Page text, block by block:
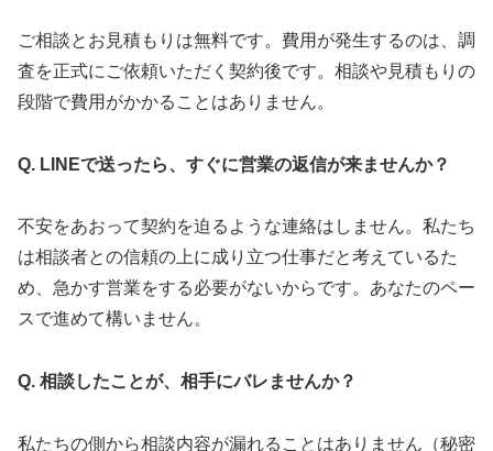
ご相談とお見積もりは無料です。費用が発生するのは、調
査を正式にご依頼いただく契約後です。相談や見積もりの
段階で費用がかかることはありません。
Q. LINEで送ったら、すぐに営業の返信が来ませんか？
不安をあおって契約を迫るような連絡はしません。私たち
は相談者との信頼の上に成り立つ仕事だと考えているた
め、急かす営業をする必要がないからです。あなたのペー
スで進めて構いません。
Q. 相談したことが、相手にバレませんか？
私たちの側から相談内容が漏れることはありません（秘密